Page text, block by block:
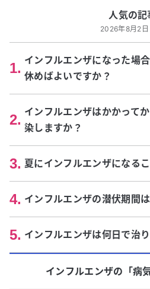
人気の記
2026年8月2日
1. インフルエンザになった場
休めばよいですか？
2. インフルエンザはかかって
染しますか？
3. 夏にインフルエンザになる
4. インフルエンザの潜伏期間
5. インフルエンザは何日で治
インフルエンザの「病